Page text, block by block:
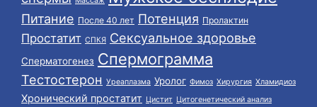
Питание После 40 лет Потенция Пролактин
Простатит СПКЯ Сексуальное здоровье
Сперматогенез Спермограмма
Тестостерон Уреаплазма Уролог Фимоз Хирургия Хламидиоз
Хронический простатит Цистит Цитогенетический анализ